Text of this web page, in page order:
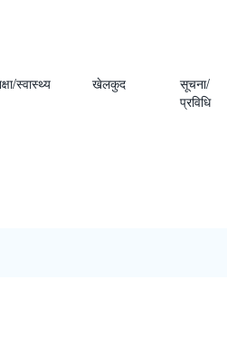
स्वास्थ्य खेलकुद
सूचना/
प्रविधि